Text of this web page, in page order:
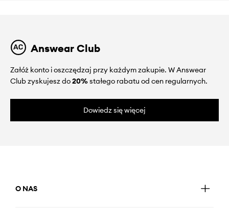
Answear Club
Załóż konto i oszczędzaj przy każdym zakupie. W Answear
Club zyskujesz do20%stałego rabatu od cen regularnych.
Dowiedz się więcej
O NAS